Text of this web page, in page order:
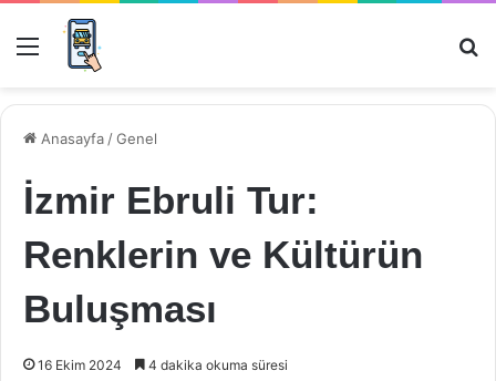
Menü
Anasayfa /Genel
İzmir Ebruli Tur:
Renklerin ve Kültürün
Buluşması
16 Ekim 2024 4 dakika okuma süresi